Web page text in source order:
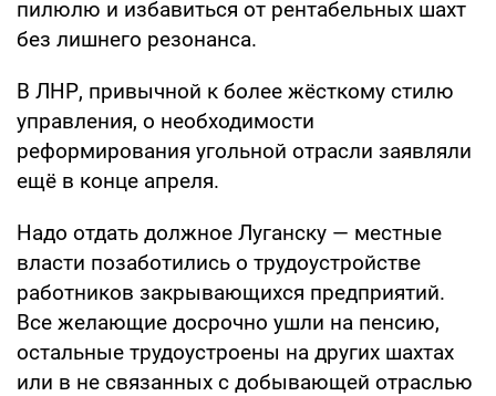
пилюлю и избавиться от рентабельных шахт
без лишнего резонанса.
В ЛНР, привычной к более жёсткому стилю
управления, о необходимости
реформирования угольной отрасли заявляли
ещё в конце апреля.
Надо отдать должное Луганску — местные
власти позаботились о трудоустройстве
работников закрывающихся предприятий.
Все желающие досрочно ушли на пенсию,
остальные трудоустроены на других шахтах
или в не связанных с добывающей отраслью